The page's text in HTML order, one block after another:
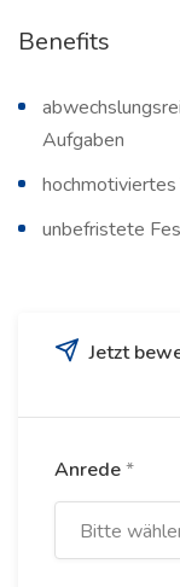
Benefits
Aufgaben
hochmotiviertes
unbefristete
Jetzt
Anrede*
Bitte